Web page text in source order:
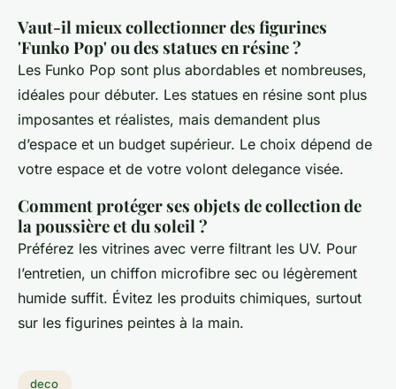
Vaut-il mieux collectionner des figurines
'Funko Pop' ou des statues en résine ?
Les Funko Pop sont plus abordables et nombreuses,
idéales pour débuter. Les statues en résine sont plus
imposantes et réalistes, mais demandent plus
d’espace et un budget supérieur. Le choix dépend de
votre espace et de votre volont delegance visée.
Comment protéger ses objets de collection de
la poussière et du soleil ?
Préférez les vitrines avec verre filtrant les UV. Pour
l’entretien, un chiffon microfibre sec ou légèrement
humide suffit. Évitez les produits chimiques, surtout
sur les figurines peintes à la main.
deco